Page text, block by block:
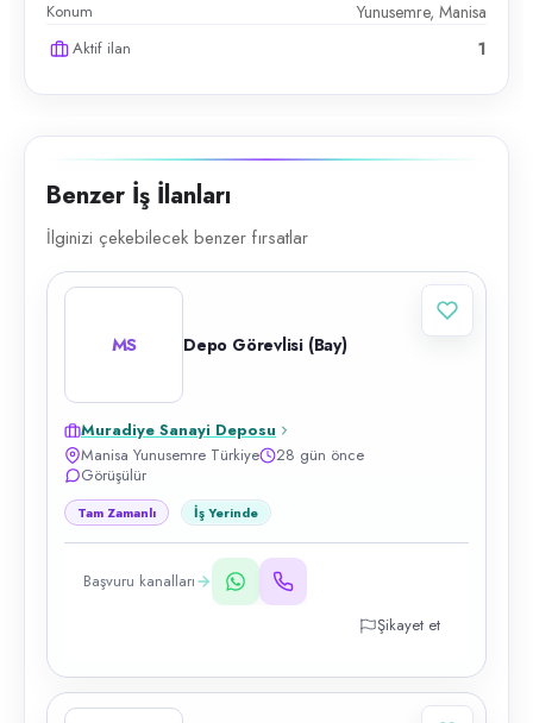
Konum Yunusemre, Manisa
Aktif ilan 1
Benzer İş İlanları
İlginizi çekebilecek benzer fırsatlar
MS Depo Görevlisi (Bay)
Muradiye Sanayi Deposu
Manisa Yunusemre Türkiye
28 gün önce
Görüşülür
Tam Zamanlı İş Yerinde
Başvuru kanalları
Şikayet et